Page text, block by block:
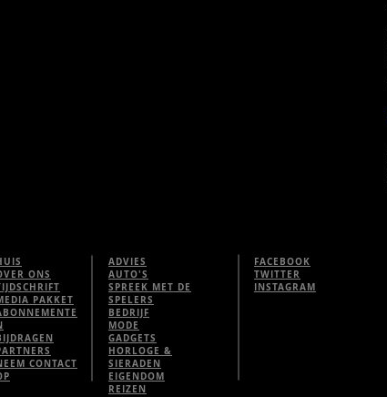
ONS
PAKKET
CONTACT
ADVIES
AUTO'S
SPREEK MET DE
SPELERS
BEDRIJF
MODE
GADGETS
HORLOGE &
SIERADEN
EIGENDOM
REIZEN
FACEBOOK
TWITTER
INSTAGRAM